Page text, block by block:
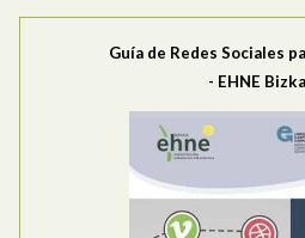
Guía de Redes Sociales
- EHNE